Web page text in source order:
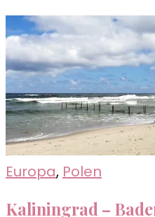
Europa, Polen
Kaliningrad –